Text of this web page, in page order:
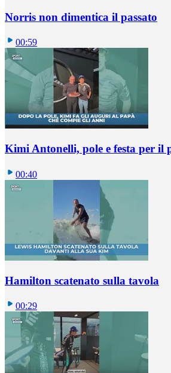
Norris non dimentica il passato
00:59
Kimi Antonelli, pole e festa per il
00:40
Hamilton scatenato sulla tavola
00:29